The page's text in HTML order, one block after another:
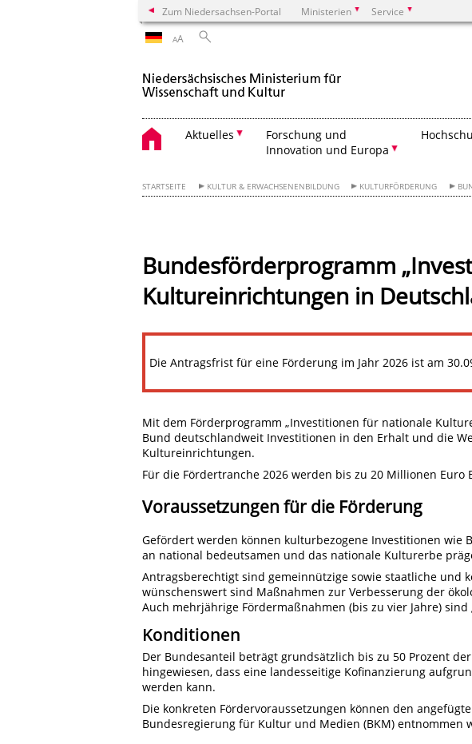
Zum Niedersachsen-Portal Ministerien Service
AA
Aktuelles
Forschung und
Innovation und Europa
STARTSEITE KULTUR & ERWACHSENENBILDUNG KULTURFÖRDERUNG
Bundesförderprogramm
Kultureinrichtungen in
Die Antragsfrist für eine Förderung im Jahr 2026 ist am
Mit dem Förderprogramm „Investitionen für nationale
Bund deutschlandweit Investitionen in den Erhalt und die
Kultureinrichtungen.
Für die Fördertranche 2026 werden bis zu 20 Millionen
Voraussetzungen für die Förderung
Gefördert werden können kulturbezogene Investitionen wie
an national bedeutsamen und das nationale Kulturerbe
Antragsberechtigt sind gemeinnützige sowie staatliche und
wünschenswert sind Maßnahmen zur Verbesserung der
Auch mehrjährige Fördermaßnahmen (bis zu vier Jahre)
Konditionen
Der Bundesanteil beträgt grundsätzlich bis zu 50 Prozent
hingewiesen, dass eine landesseitige Kofinanzierung
werden kann.
Die konkreten Fördervoraussetzungen können den
Bundesregierung für Kultur und Medien (BKM) entnommen